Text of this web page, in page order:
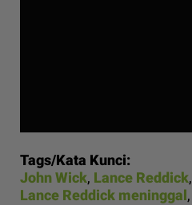
Tags/Kata Kunci:
John Wick, Lance Reddick,
Lance Reddick meninggal,